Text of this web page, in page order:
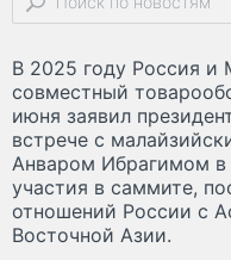
В 2025 году Россия и
совместный
июня заявил
встрече с
Анваром Ибрагимом в
участия в саммите,
отношений России с
Восточной Азии.